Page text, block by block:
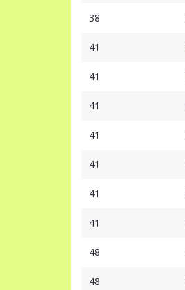
38
41
41
41
41
41
41
41
48
48